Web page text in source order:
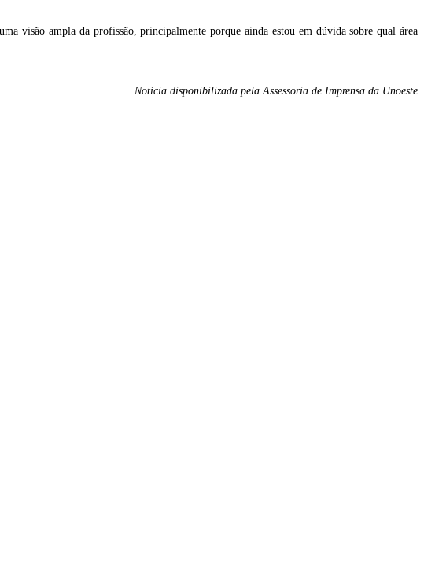
visão ampla da profissão, principalmente porque ainda estou em dúvida sobre qual área
Notícia disponibilizada pela Assessoria de Imprensa da Unoeste